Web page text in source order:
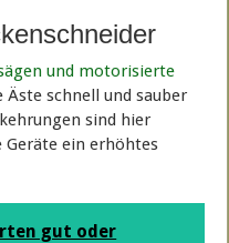
und motorisierte
Äste schnell und sauber
sind hier
Geräte ein erhöhtes
gut oder